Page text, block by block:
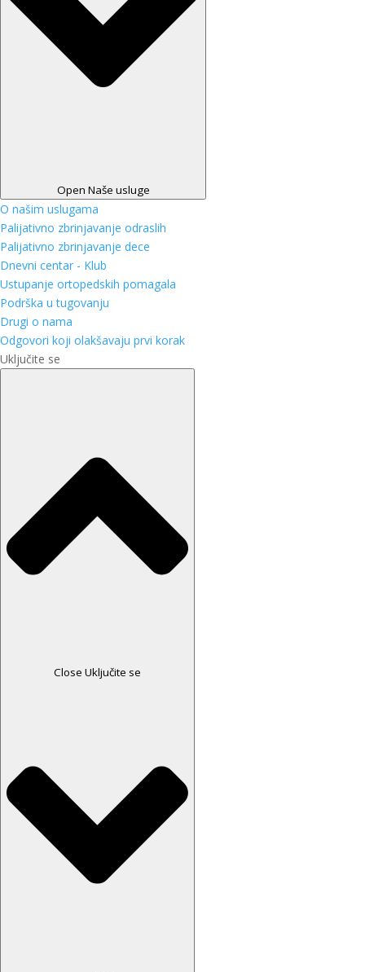
Open Naše usluge
O našim uslugama
Palijativno zbrinjavanje odraslih
Palijativno zbrinjavanje dece
Dnevni centar - Klub
Ustupanje ortopedskih pomagala
Podrška u tugovanju
Drugi o nama
Odgovori koji olakšavaju prvi korak
Uključite se
Close Uključite se